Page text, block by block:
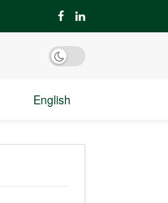
English